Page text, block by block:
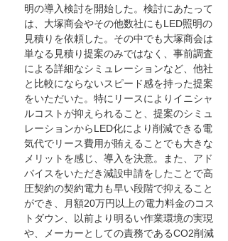
明の導入検討を開始した。検討にあたって
は、大塚商会やその他数社にもLED照明の
見積りを依頼した。その中でも大塚商会は
単なる見積り提案のみではなく、事前調査
による詳細なシミュレーションなど、他社
と比較にならないスピード感を持った提案
をいただいた。特にリースによりイニシャ
ルコストが抑えられること、提案のシミュ
レーションからLED化により削減できる電
気代でリース費用が賄えることでも大きな
メリットを感じ、導入を決意。また、アド
バイスをいただき減設申請をしたことで高
圧契約の契約電力も早い段階で抑えること
ができ、月額20万円以上の電力料金のコス
トダウン、以前より明るい作業環境の実現
や、メーカーとしての責務であるCO2削減